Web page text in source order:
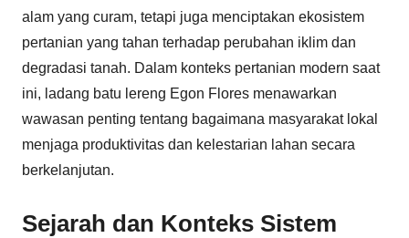
alam yang curam, tetapi juga menciptakan ekosistem
pertanian yang tahan terhadap perubahan iklim dan
degradasi tanah. Dalam konteks pertanian modern saat
ini, ladang batu lereng Egon Flores menawarkan
wawasan penting tentang bagaimana masyarakat lokal
menjaga produktivitas dan kelestarian lahan secara
berkelanjutan.
Sejarah dan Konteks Sistem